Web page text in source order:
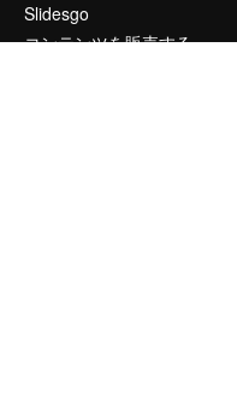
Slidesgo
コンテンツを販売する